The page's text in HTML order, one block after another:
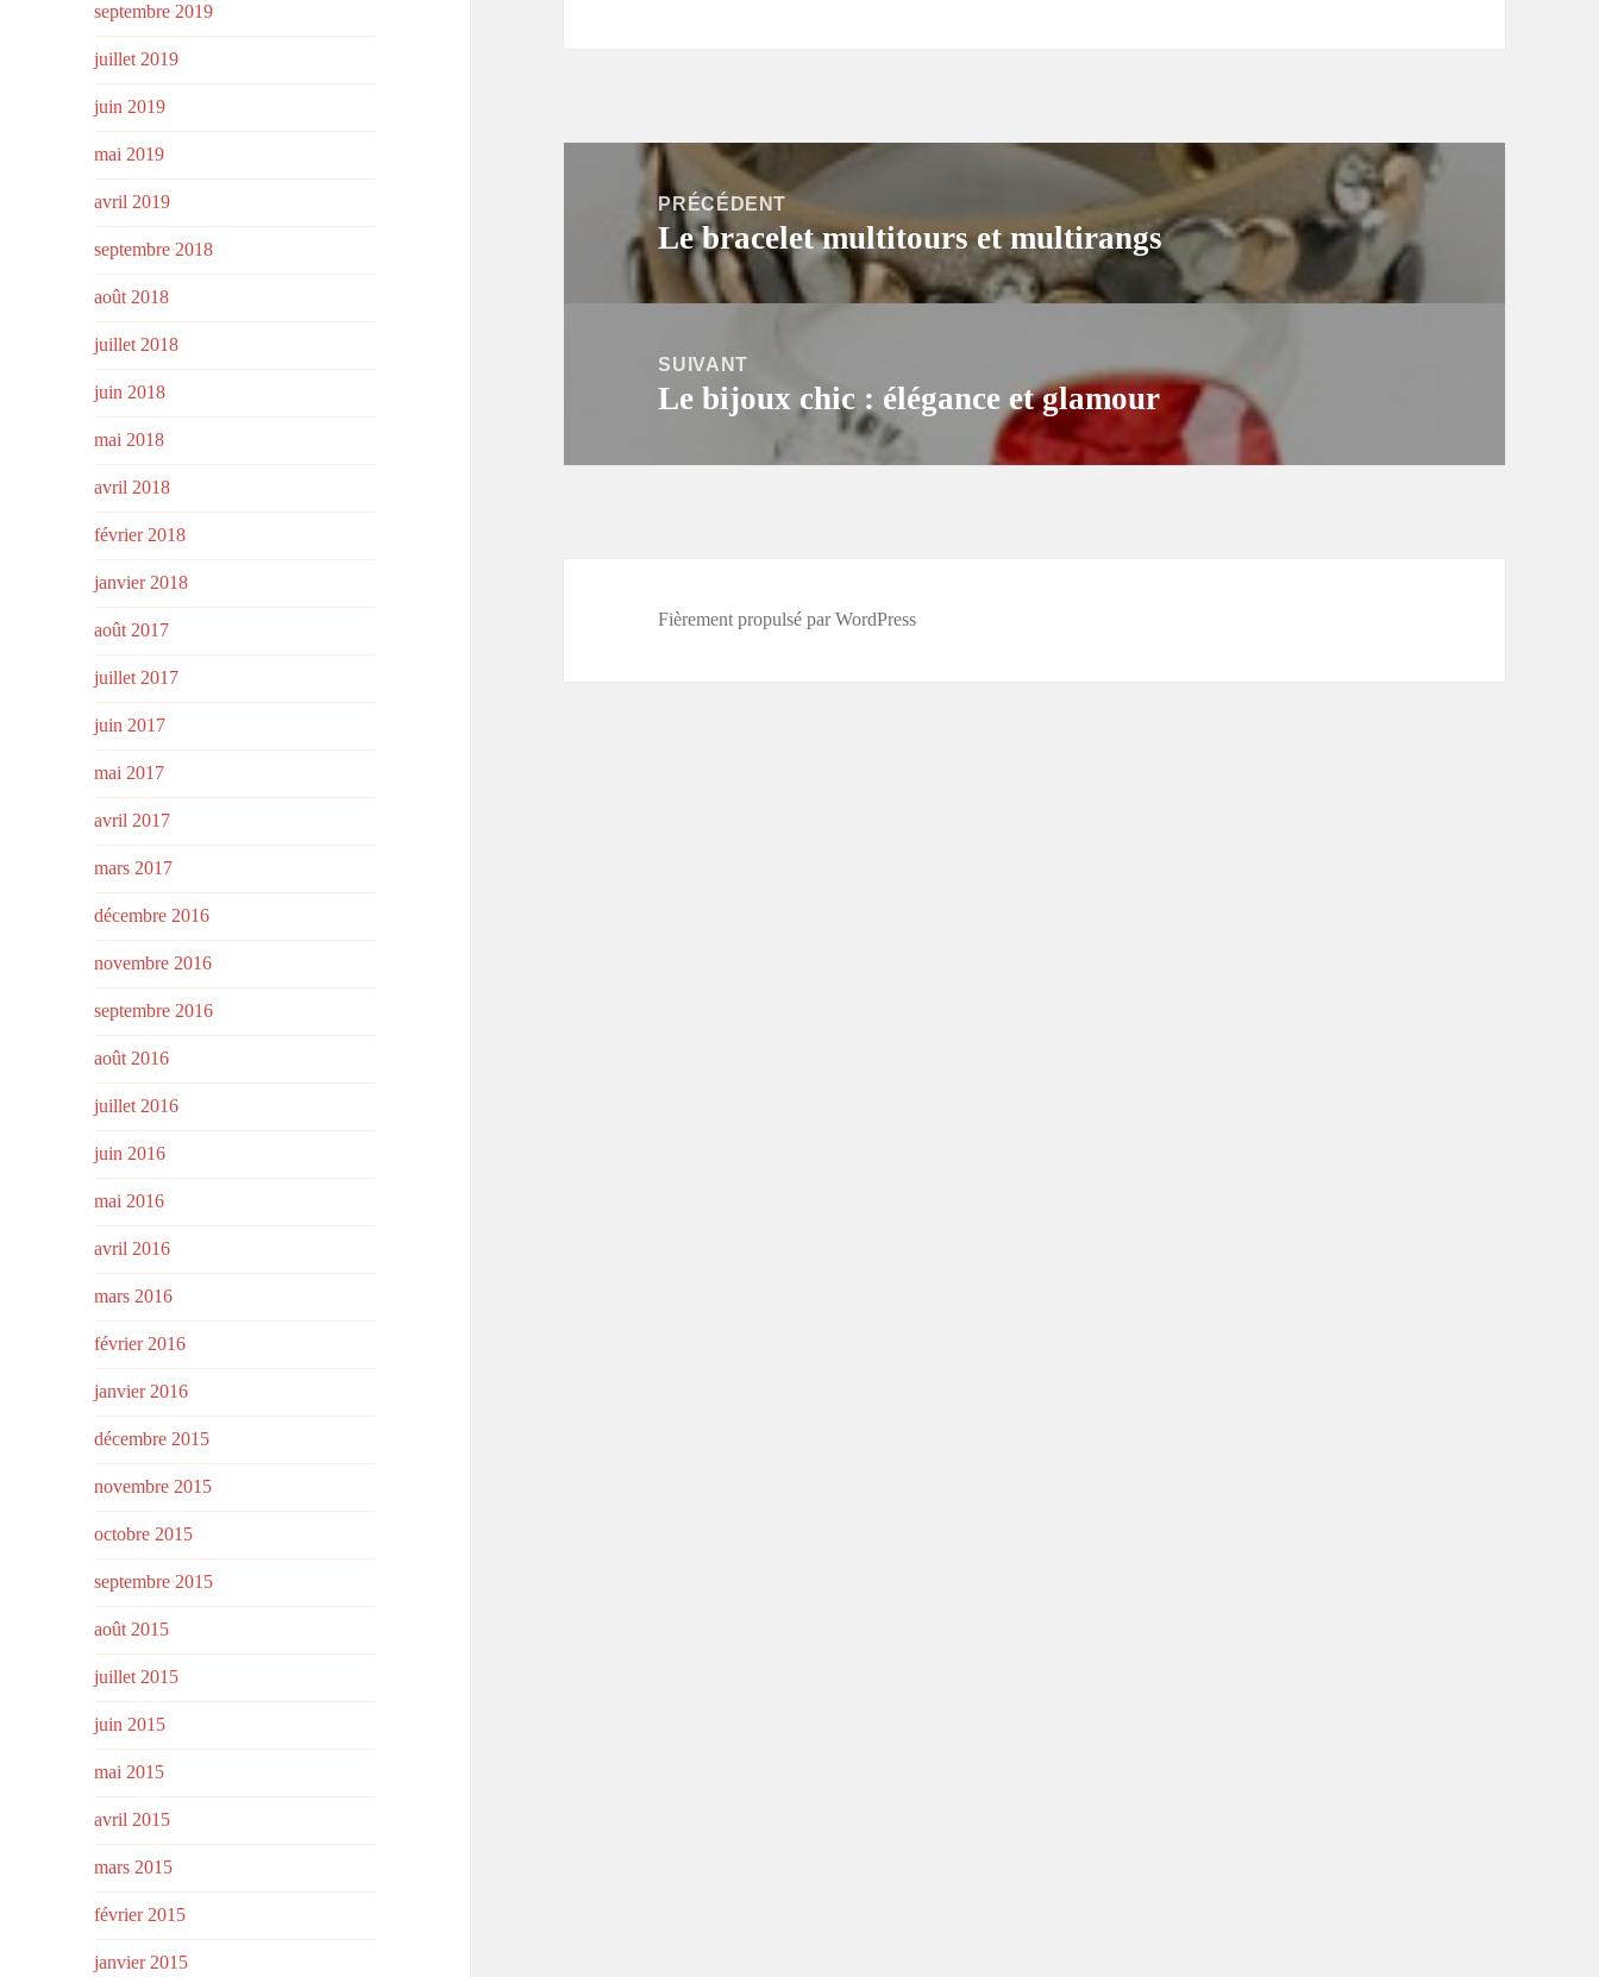
septembre 2019
juillet 2019
juin 2019
mai 2019
avril 2019
septembre 2018
août 2018
juillet 2018
juin 2018
mai 2018
avril 2018
février 2018
janvier 2018
août 2017
juillet 2017
juin 2017
mai 2017
avril 2017
mars 2017
décembre 2016
novembre 2016
septembre 2016
août 2016
juillet 2016
juin 2016
mai 2016
avril 2016
mars 2016
février 2016
janvier 2016
décembre 2015
novembre 2015
octobre 2015
septembre 2015
août 2015
juillet 2015
juin 2015
mai 2015
avril 2015
mars 2015
février 2015
janvier 2015
Navigation
l’article
PRÉCÉDENT
Article
précédent :
Le bracelet multitours et multirangs
SUIVANT
Article
Le bijoux chic : élégance et glamour
Fièrement propulsé par WordPress